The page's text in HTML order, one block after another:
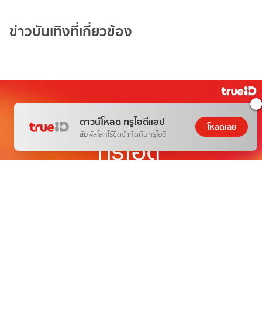
ข่าวบันเทิงที่เกี่ยวข้อง
ดาวน์โหลด ทรูไอดีแอป
สัมผัสโลกไร้ขีดจำกัดกับทรูไอดี
โหลดเลย